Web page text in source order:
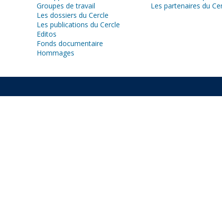
Groupes de travail
Les dossiers du Cercle
Les publications du Cercle
Editos
Fonds documentaire
Hommages
Les partenaires du